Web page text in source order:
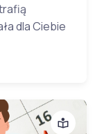
dla Ciebie